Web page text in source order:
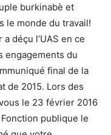
burkinabè et
le monde du travail!
a déçu l’UAS en ce
engagements du
final de la
de 2015. Lors des
le 23 février 2016
publique le